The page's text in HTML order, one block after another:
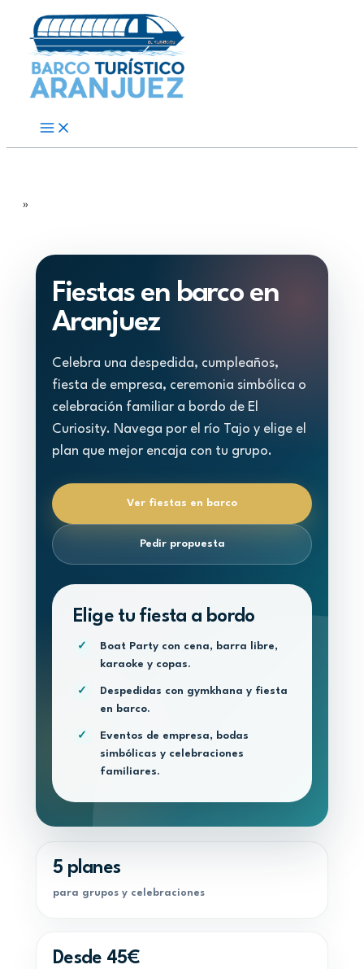
contenido
»
Fiestas en barco en
Aranjuez
Celebra una despedida, cumpleaños,
fiesta de empresa, ceremonia simbólica o
celebración familiar a bordo de El
Curiosity. Navega por el río Tajo y elige el
plan que mejor encaja con tu grupo.
Ver fiestas en barco
Pedir propuesta
Elige tu fiesta a bordo
✓
Boat Party con cena, barra libre,
karaoke y copas.
✓
Despedidas con gymkhana y fiesta
en barco.
✓
Eventos de empresa, bodas
simbólicas y celebraciones
familiares.
5 planes
para grupos y celebraciones
Desde 45€